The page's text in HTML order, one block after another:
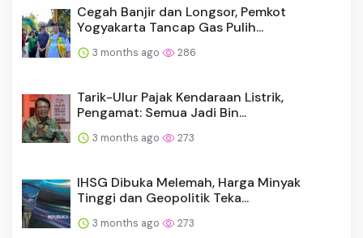
Cegah Banjir dan Longsor, Pemkot
Yogyakarta Tancap Gas Pulih...
3 months ago 286
Tarik-Ulur Pajak Kendaraan Listrik,
Pengamat: Semua Jadi Bin...
3 months ago 273
IHSG Dibuka Melemah, Harga Minyak
Tinggi dan Geopolitik Teka...
3 months ago 273